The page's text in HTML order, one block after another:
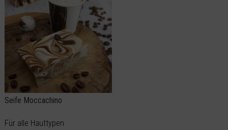
Seife Moccachino
Für alle Hauttypen